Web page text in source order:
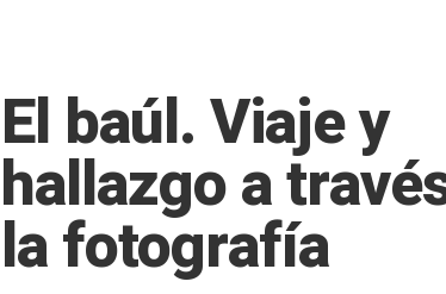
El baúl. Viaje y
hallazgo a
la fotografía